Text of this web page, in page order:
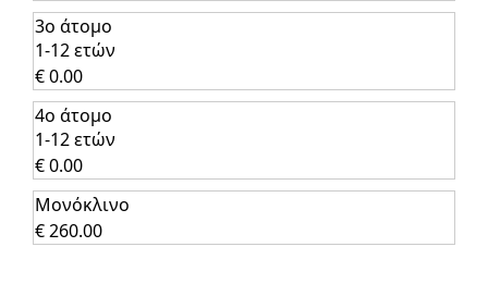
3ο άτομο
1-12 ετών
€ 0.00
4ο άτομο
1-12 ετών
€ 0.00
Μονόκλινο
€ 260.00